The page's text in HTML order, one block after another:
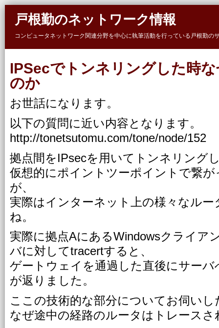
戸根勤のネットワーク情報
コンピュータネットワーク関連分野を中心に執筆活動を行っている戸根勤
IPSecでトンネリングした時
のか
お世話になります。
以下の質問に近い内容となります。
http://tonetsutomu.com/tone/node/152
拠点間をIPsecを用いてトンネリング
仮想的にポイントツーポイントで繋
が、
実際はインターネット上の様々なル
ね。
実際に拠点AにあるWindowsクライア
バに対してtracertすると、
ゲートウェイを通過した直後にサー
が返りました。
ここの技術的な部分についてお伺いし
なぜ途中の経路のルータはトレース